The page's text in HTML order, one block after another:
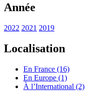
Année
2022 2021 2019
Localisation
En France (16)
En Europe (1)
À l’International (2)